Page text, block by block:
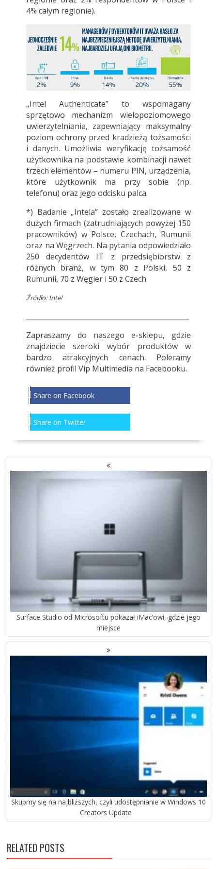
4% całym regionie).
„Intel Authenticate” to wspomagany
sprzętowo mechanizm wielopoziomowego
uwierzytelniania, zapewniający maksymalny
poziom ochrony przed kradzieżą tożsamości
i danych. Umożliwia weryfikację tożsamość
użytkownika na podstawie kombinacji nawet
trzech elementów – numeru PIN, urządzenia,
które użytkownik ma przy sobie (np.
telefonu) oraz jego odcisku palca.
*) Badanie „Intela” zostało zrealizowane w
dużych firmach (zatrudniających powyżej 150
pracowników) w Polsce, Czechach, Rumunii
oraz na Węgrzech. Na pytania odpowiedziało
250 decydentów IT z przedsiębiorstw z
różnych branż, w tym 80 z Polski, 50 z
Rumunii, 70 z Węgier i 50 z Czech.
Źródło: Intel
Zapraszamy do naszego e-sklepu, gdzie
znajdziecie szeroki wybór produktów w
bardzo atrakcyjnych cenach. Polecamy
również profil Vip Multimedia na Facebooku.
Share on Facebook
Share on Twitter
NAWIGACJA
PO
Surface Studio od Microsoftu pokazał iMac’owi, gdzie jego
miejsce
Skupmy się na najbliższych, czyli udostępnianie w Windows 10
Creators Update
RELATED POSTS